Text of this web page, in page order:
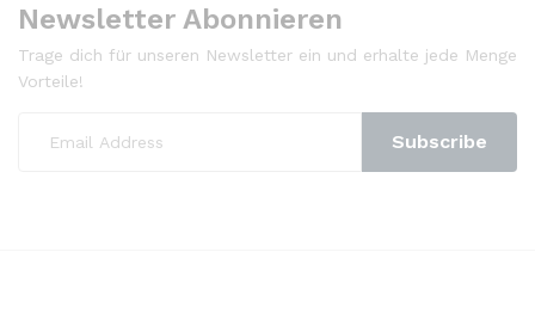
Newsletter Abonnieren
Trage dich für unseren Newsletter ein und erhalte jede Menge
Vorteile!